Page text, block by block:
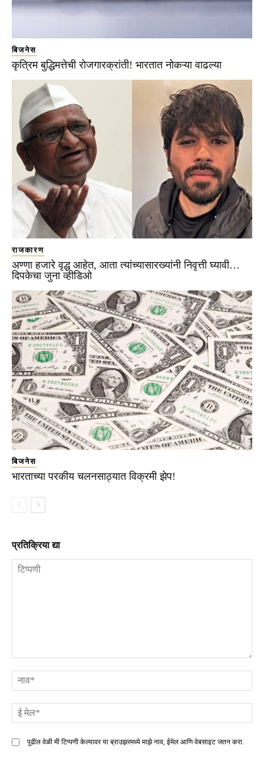
बिजनेस
कृत्रिम बुद्धिमत्तेची रोजगारक्रांती! भारतात नोकऱ्या वाढल्या
राजकारण
अण्णा हजारे वृद्ध आहेत, आता त्यांच्यासारख्यांनी निवृत्ती घ्यावी…
दिपकेचा जुना व्हीडिओ
बिजनेस
भारताच्या परकीय चलनसाठ्यात विक्रमी झेप!
प्रतिक्रिया द्या
पुढील वेळी मी टिप्पणी केल्यावर या ब्राउझरमध्ये माझे नाव, ईमेल आणि वेबसाइट जतन करा.